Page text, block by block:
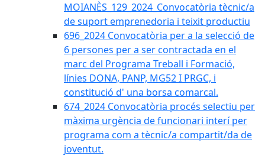
MOIANÈS_129_2024_Convocatòria tècnic/a
de suport emprenedoria i teixit productiu
696_2024 Convocatòria per a la selecció de
6 persones per a ser contractada en el
marc del Programa Treball i Formació,
línies DONA, PANP, MG52 I PRGC, i
constitució d' una borsa comarcal.
674_2024 Convocatòria procés selectiu per
màxima urgència de funcionari interí per
programa com a tècnic/a compartit/da de
joventut.